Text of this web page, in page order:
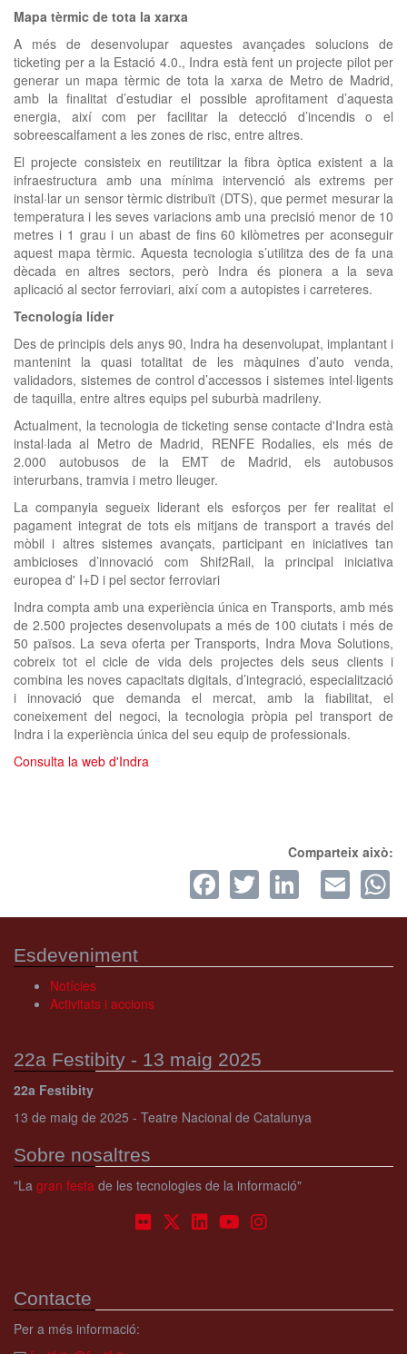
Mapa tèrmic de tota la xarxa
A més de desenvolupar aquestes avançades solucions de
ticketing per a la Estació 4.0., Indra està fent un projecte pilot per
generar un mapa tèrmic de tota la xarxa de Metro de Madrid,
amb la finalitat d’estudiar el possible aprofitament d’aquesta
energia, així com per facilitar la detecció d’incendis o el
sobreescalfament a les zones de risc, entre altres.
El projecte consisteix en reutilitzar la fibra òptica existent a la
infraestructura amb una mínima intervenció als extrems per
instal·lar un sensor tèrmic distribuït (DTS), que permet mesurar la
temperatura i les seves variacions amb una precisió menor de 10
metres i 1 grau i un abast de fins 60 kilòmetres per aconseguir
aquest mapa tèrmic. Aquesta tecnologia s’utilitza des de fa una
dècada en altres sectors, però Indra és pionera a la seva
aplicació al sector ferroviari, així com a autopistes i carreteres.
Tecnología líder
Des de principis dels anys 90, Indra ha desenvolupat, implantant i
mantenint la quasi totalitat de les màquines d’auto venda,
validadors, sistemes de control d’accessos i sistemes intel·ligents
de taquilla, entre altres equips pel suburbà madrileny.
Actualment, la tecnologia de ticketing sense contacte d'Indra està
instal·lada al Metro de Madrid, RENFE Rodalies, els més de
2.000 autobusos de la EMT de Madrid, els autobusos
interurbans, tramvia i metro lleuger.
La companyia segueix liderant els esforços per fer realitat el
pagament integrat de tots els mitjans de transport a través del
mòbil i altres sistemes avançats, participant en iniciatives tan
ambicioses d’innovació com Shif2Rail, la principal iniciativa
europea d' I+D i pel sector ferroviari
Indra compta amb una experiència única en Transports, amb més
de 2.500 projectes desenvolupats a més de 100 ciutats i més de
50 països. La seva oferta per Transports, Indra Mova Solutions,
cobreix tot el cicle de vida dels projectes dels seus clients i
combina les noves capacitats digitals, d’integració, especialització
i innovació que demanda el mercat, amb la fiabilitat, el
coneixement del negoci, la tecnologia pròpia pel transport de
Indra i la experiència única del seu equip de professionals.
Consulta la web d'Indra
Comparteix això:
Facebook
Twitter
Esdeveniment
Notícies
Activitats i accions
22a Festibity - 13 maig 2025
22a Festibity
13 de maig de 2025 - Teatre Nacional de Catalunya
Sobre nosaltres
"La gran festa de les tecnologies de la informació"
Contacte
Per a més informació: